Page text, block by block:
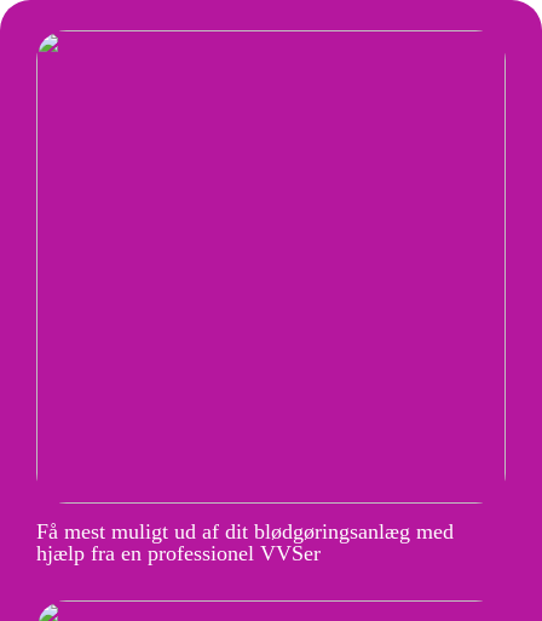
Få mest muligt ud af dit blødgøringsanlæg med
hjælp fra en professionel VVSer